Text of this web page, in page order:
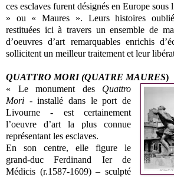
ces esclaves furent désignés en Europe sous
» ou « Maures ». Leurs histoires
restituées ici à travers un ensemble de
d’oeuvres d’art remarquables enrichis
sollicitent un meilleur traitement et leur
QUATTRO MORI (QUATRE MAURES)
« Le monument des Quattro
Mori - installé dans le port de
Livourne - est certainement
l’oeuvre d’art la plus connue
représentant les esclaves.
En son centre, elle figure le
grand-duc Ferdinand Ier de
Médicis (r.1587-1609) – sculpté